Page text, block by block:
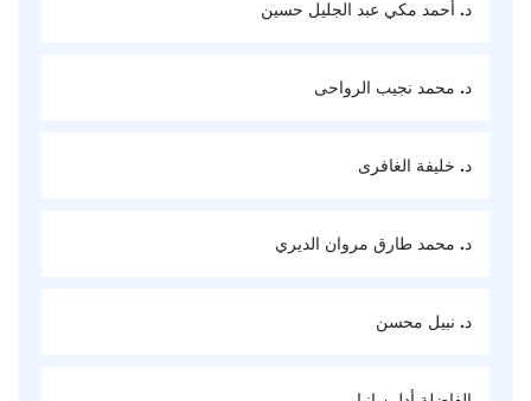
د. أحمد مكي عبد الجليل حسين
د. محمد نجيب الرواحى
د. خليفة الغافرى
د. محمد طارق مروان الديري
د. نبيل محسن